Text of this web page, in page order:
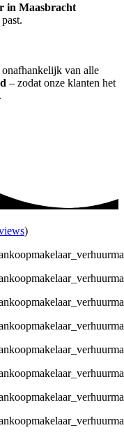
in Maasbracht
van alle
– zodat onze klanten het
)